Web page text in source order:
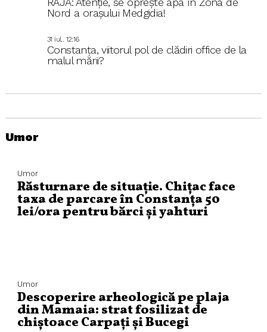
Nord a orașului Medgidia!
31 iul.. 12:16
Constanța, viitorul pol de clădiri office de la
malul mării?
Umor
Umor
Răsturnare de situație. Chițac face
taxa de parcare în Constanța 50
lei/ora pentru bărci și yahturi
Umor
Descoperire arheologică pe plaja
din Mamaia: strat fosilizat de
chiștoace Carpați și Bucegi